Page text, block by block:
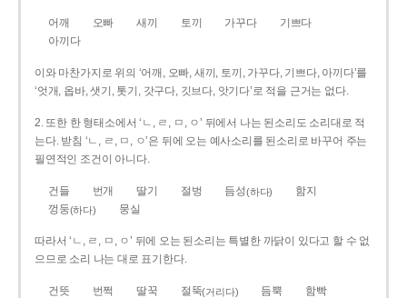
어깨 오빠 새끼 토끼 가꾸다
기쁘다
아끼다
이와 마찬가지로 위의 ‘어깨, 오빠, 새끼, 토끼, 가꾸다, 기쁘다, 아끼다’를
‘엇개, 옵바, 샛기, 톳기, 갓구다, 깃브다, 앗기다’로 적을 근거는 없다.
2. 또한 한 형태소에서 ‘ㄴ, ㄹ, ㅁ, ㅇ’ 뒤에서 나는 된소리도 소리대로 적
는다. 받침 ‘ㄴ, ㄹ, ㅁ, ㅇ’은 뒤에 오는 예사소리를 된소리로 바꾸어 주는
필연적인 조건이 아니다.
건들 번개 딸기 절벙 듬성(하다)
함지
껑둥(하다) 뭉실
따라서 ‘ㄴ, ㄹ, ㅁ, ㅇ’ 뒤에 오는 된소리는 특별한 까닭이 있다고 할 수 없
으므로 소리 나는 대로 표기한다.
건뜻 번쩍 딸꾹 절뚝(거리다) 듬뿍
함빡